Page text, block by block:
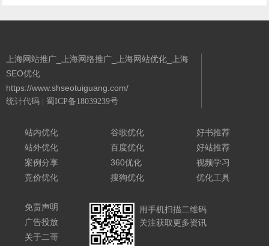
上海网站推广_上海网络推广_上海网站优化_上海
SEO优化
https://www.shseotuiguang.com/
统计代码 蜀ICP备18039239号
站内优化
站外优化
案例分享
竞价优化
谷歌优化
百度优化
360优化
搜狗优化
好书推荐
好站推荐
视频学习
优化工具
免责声明
广告投放
关于二哥
用手机扫描二维码
关注获取更多资讯